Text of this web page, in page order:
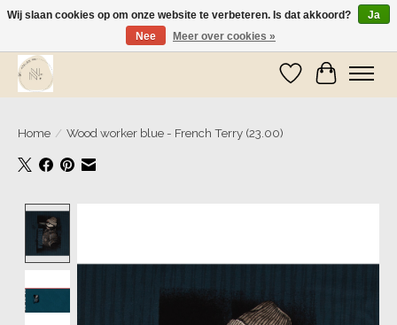
Wij zijn op vakantie! Vanaf zaterdag 9 mei worden er weer pakketjes verzonden
Verlanglijst
Home / Wood worker blue - French Terry (23.00)
Wij slaan cookies op om onze website te verbeteren. Is dat akkoord?
Ja
Nee
Meer over cookies »